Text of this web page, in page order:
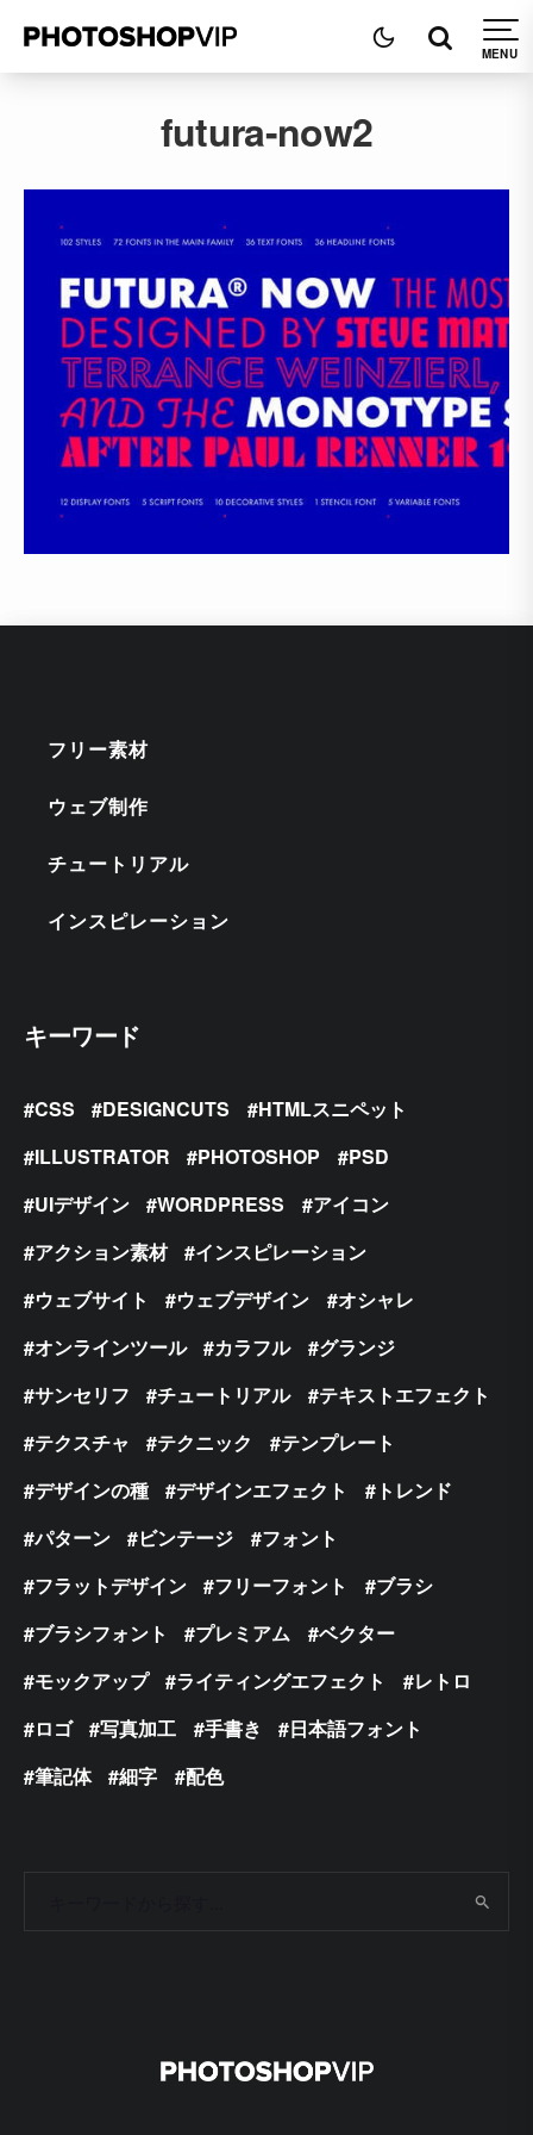
futura-now2
フリー素材
ウェブ制作
チュートリアル
インスピレーション
キーワード
CSS DESIGNCUTS
HTMLスニペット
ILLUSTRATOR
PHOTOSHOP
PSD
UIデザイン
WORDPRESS
アイコン
アクション素材
インスピレーション
ウェブサイト
ウェブデザイン
オシャレ
オンラインツール
カラフル
グランジ
サンセリフ
チュートリアル
テキストエフェクト
テクスチャ
テクニック
テンプレート
デザインの種
デザインエフェクト
トレンド
パターン
ビンテージ
フォント
フラットデザイン
フリーフォント
ブラシ
ブラシフォント
プレミアム
ベクター
モックアップ
ライティングエフェクト
レトロ
ロゴ
写真加工 手書き
日本語フォント
筆記体
細字 配色